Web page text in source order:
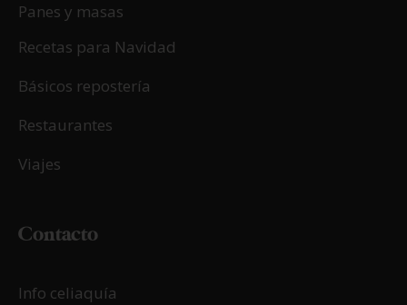
Panes y masas
Recetas para Navidad
Básicos repostería
Restaurantes
Viajes
Contacto
Info celiaquía